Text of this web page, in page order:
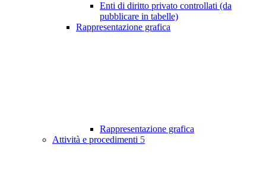
Enti di diritto privato controllati (da
pubblicare in tabelle)
Rappresentazione grafica
Rappresentazione grafica
Attività e procedimenti 5